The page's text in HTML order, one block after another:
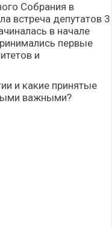
Собрания в
встреча депутатов 3
в начале
первые
и
и какие принятые
важными?